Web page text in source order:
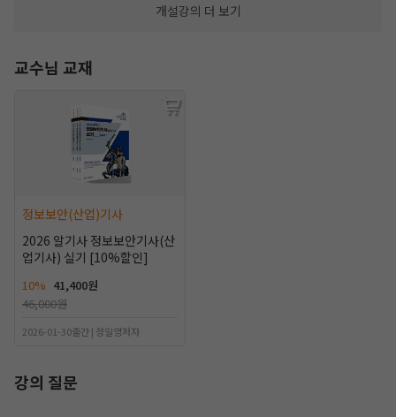
개설강의 더 보기
교수님 교재
정보보안(산업)기사
2026 알기사 정보보안기사(산
업기사) 실기 [10%할인]
10% 41,400원
46,000원
2026-01-30출간 | 정일영저자
강의 질문